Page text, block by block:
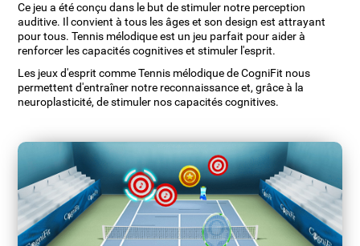
Ce jeu a été conçu dans le but de stimuler notre perception
auditive. Il convient à tous les âges et son design est attrayant
pour tous. Tennis mélodique est un jeu parfait pour aider à
renforcer les capacités cognitives et stimuler l'esprit.
Les jeux d'esprit comme Tennis mélodique de CogniFit nous
permettent d'entraîner notre reconnaissance et, grâce à la
neuroplasticité, de stimuler nos capacités cognitives.